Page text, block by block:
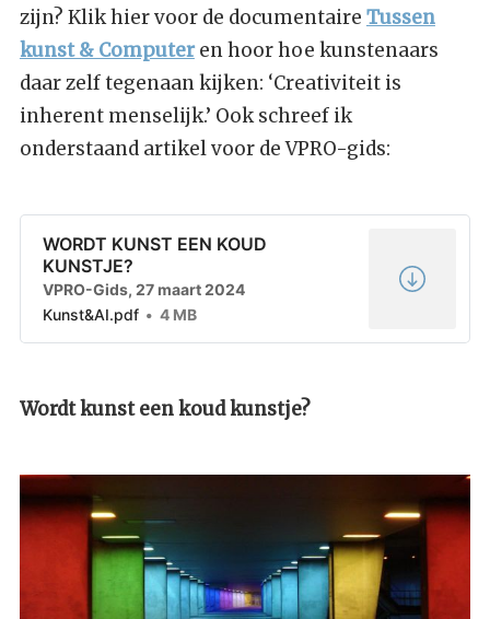
zijn? Klik hier voor de documentaire Tussen
kunst & Computeren hoor hoe kunstenaars
daar zelf tegenaan kijken: ‘Creativiteit is
inherent menselijk.’ Ook schreef ik
onderstaand artikel voor de VPRO-gids:
WORDT KUNST EEN KOUD
KUNSTJE?
VPRO-Gids, 27 maart 2024
Kunst&AI.pdf
4 MB
Wordt kunst een koud kunstje?